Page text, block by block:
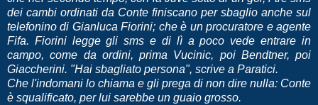
dei cambi ordinati da Conte finiscano per sbaglio anche sul
telefonino di Gianluca Fiorini; che è un procuratore e agente
Fifa. Fiorini legge gli sms e di lì a poco vede entrare in
campo, come da ordini, prima Vucinic, poi Bendtner, poi
Giaccherini. "Hai sbagliato persona", scrive a Paratici.
Che l'indomani lo chiama e gli prega di non dire nulla: Conte
è squalificato, per lui sarebbe un guaio grosso.